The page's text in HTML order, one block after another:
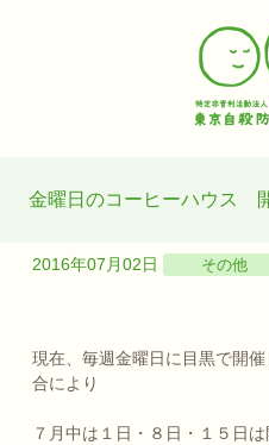
金曜日のコーヒーハウス
2016年07月02日 その他
現在、毎週金曜日に目黒で開
合により
７月中は１日・８日・１５日